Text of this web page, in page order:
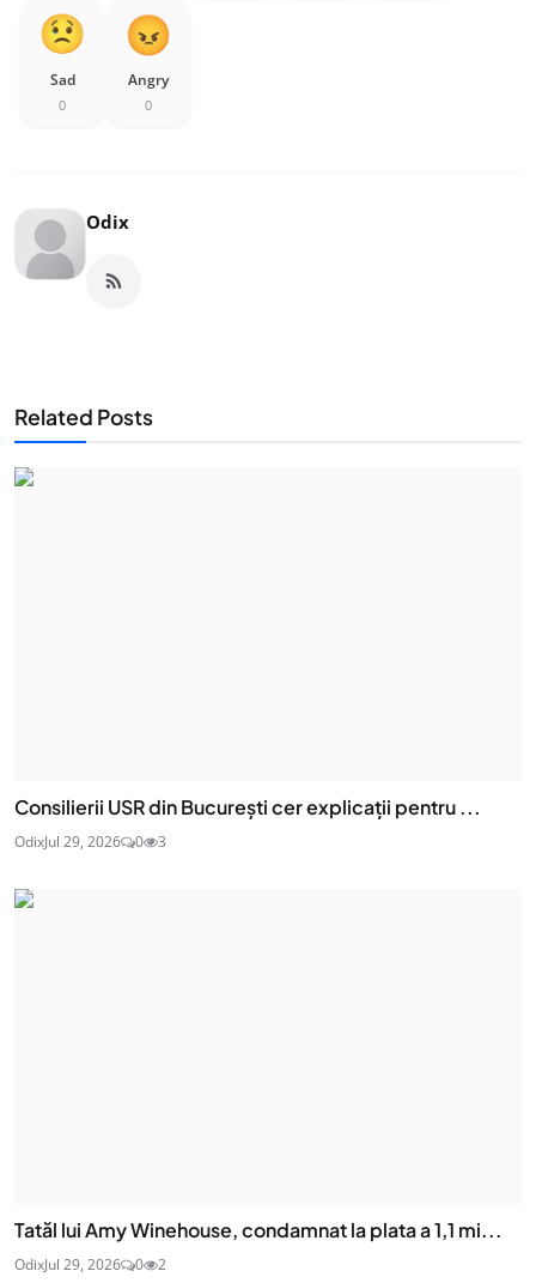
Sad
0
Angry
0
Odix
Related Posts
Consilierii USR din București cer explicații pentru ...
OdixJul 29, 2026 0 3
Tatăl lui Amy Winehouse, condamnat la plata a 1,1 mi...
OdixJul 29, 2026 0 2